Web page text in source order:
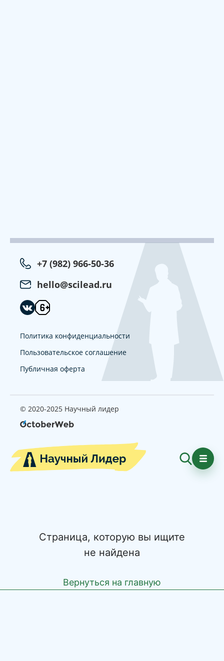
+7 (982) 966-50-36
hello@scilead.ru
Политика конфиденциальности
Пользовательское соглашение
Публичная оферта
© 2020-2025 Научный лидер
Страница, которую вы ищите
не найдена
Вернуться на главную